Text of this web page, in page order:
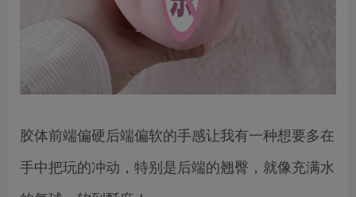
胶体前端偏硬后端偏软的手感让我有一种想要多在
手中把玩的冲动，特别是后端的翘臀，就像充满水